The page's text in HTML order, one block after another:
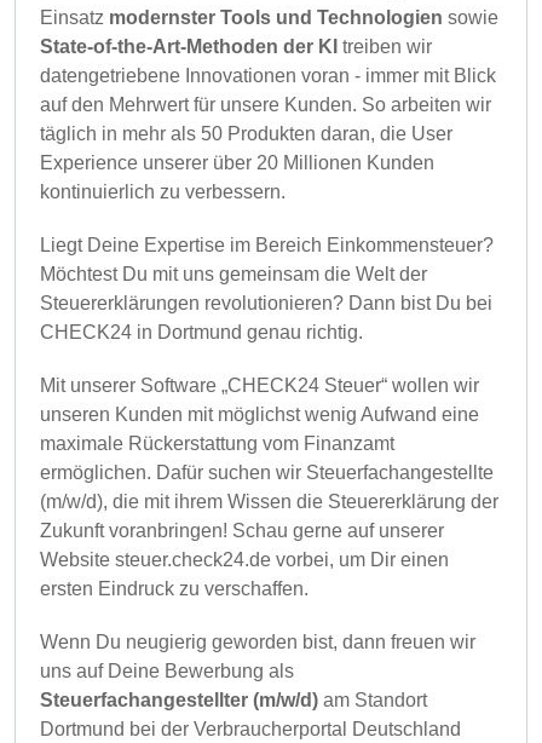
Einsatz modernster Tools und Technologien sowie
State-of-the-Art-Methoden der KI treiben wir
datengetriebene Innovationen voran - immer mit Blick
auf den Mehrwert für unsere Kunden. So arbeiten wir
täglich in mehr als 50 Produkten daran, die User
Experience unserer über 20 Millionen Kunden
kontinuierlich zu verbessern.
Liegt Deine Expertise im Bereich Einkommensteuer?
Möchtest Du mit uns gemeinsam die Welt der
Steuererklärungen revolutionieren? Dann bist Du bei
CHECK24 in Dortmund genau richtig.
Mit unserer Software „CHECK24 Steuer“ wollen wir
unseren Kunden mit möglichst wenig Aufwand eine
maximale Rückerstattung vom Finanzamt
ermöglichen. Dafür suchen wir Steuerfachangestellte
(m/w/d), die mit ihrem Wissen die Steuererklärung der
Zukunft voranbringen! Schau gerne auf unserer
Website steuer.check24.de vorbei, um Dir einen
ersten Eindruck zu verschaffen.
Wenn Du neugierig geworden bist, dann freuen wir
uns auf Deine Bewerbung als
Steuerfachangestellter (m/w/d) am Standort
Dortmund bei der Verbraucherportal Deutschland